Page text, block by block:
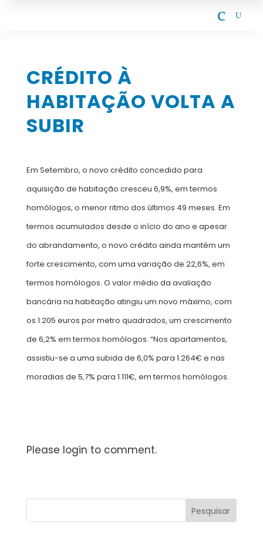
c U
CRÉDITO À
HABITAÇÃO VOLTA A
SUBIR
Em Setembro, o novo crédito concedido para
aquisição de habitação cresceu 6,9%, em termos
homólogos, o menor ritmo dos últimos 49 meses. Em
termos acumulados desde o início do ano e apesar
do abrandamento, o novo crédito ainda mantém um
forte crescimento, com uma variação de 22,6%, em
termos homólogos. O valor médio da avaliação
bancária na habitação atingiu um novo máximo, com
os 1.205 euros por metro quadrados, um crescimento
de 6,2% em termos homólogos. “Nos apartamentos,
assistiu-se a uma subida de 6,0% para 1.264€ e nas
moradias de 5,7% para 1.111€, em termos homólogos.
Please login to comment.